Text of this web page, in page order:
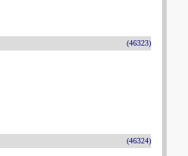
(46323)
(46324)